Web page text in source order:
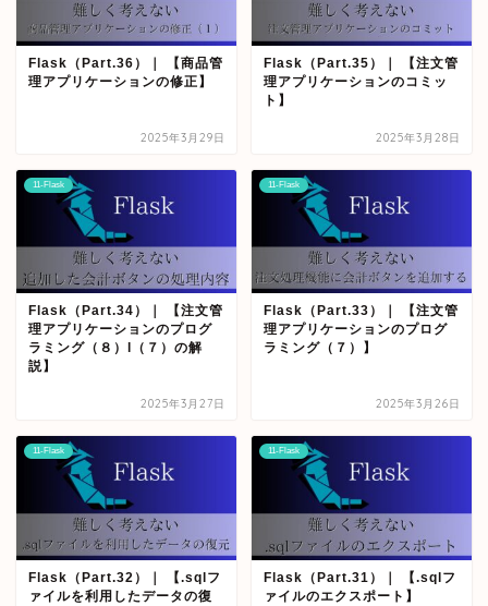
Flask（Part.36）｜ 【商品管
理アプリケーションの修正】
2025年3月29日
Flask（Part.35）｜ 【注文管
理アプリケーションのコミッ
ト】
2025年3月28日
11-Flask
Flask（Part.34）｜ 【注文管
理アプリケーションのプログ
ラミング（８）l（７）の解
説】
2025年3月27日
11-Flask
Flask（Part.33）｜ 【注文管
理アプリケーションのプログ
ラミング（７）】
2025年3月26日
11-Flask
Flask（Part.32）｜ 【.sqlフ
ァイルを利用したデータの復
11-Flask
Flask（Part.31）｜ 【.sqlフ
ァイルのエクスポート】